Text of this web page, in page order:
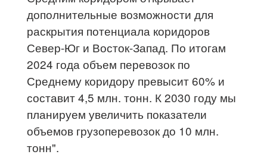
дополнительные возможности для
раскрытия потенциала коридоров
Север-Юг и Восток-Запад. По итогам
2024 года объем перевозок по
Среднему коридору превысит 60% и
составит 4,5 млн. тонн. К 2030 году мы
планируем увеличить показатели
объемов грузоперевозок до 10 млн.
тонн".